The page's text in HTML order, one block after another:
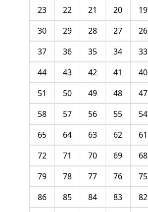
19
20
21
22
23
26
27
28
29
30
33
34
35
36
37
40
41
42
43
44
47
48
49
50
51
54
55
56
57
58
61
62
63
64
65
68
69
70
71
72
75
76
77
78
79
82
83
84
85
86